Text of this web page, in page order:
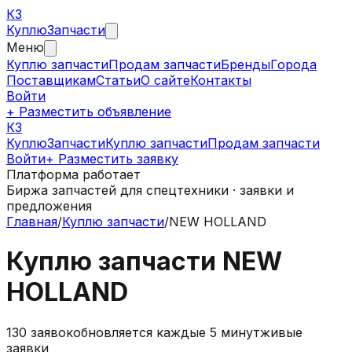
КЗ
КуплюЗапчасти
Меню
Куплю запчастиПродам запчастиБрендыГорода
ПоставщикамСтатьиО сайтеКонтакты
Войти
+ Разместить объявление
КЗ
КуплюЗапчастиКуплю запчастиПродам запчасти
Войти+ Разместить заявку
Платформа работает
Биржа запчастей для спецтехники · заявки и
предложения
Главная/Куплю запчасти/NEW HOLLAND
Куплю запчасти NEW
HOLLAND
130 заявокобновляется каждые 5 минутживые
заявки